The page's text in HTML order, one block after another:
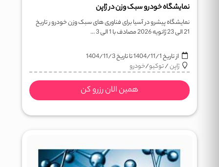
نمایشگاه خودرو سبک وزن در ژاپن
نمایشگاه پیشرو در آسیا برای فناوری های سبک وزن خودرو ر تاریخ
21 الی 23 ژانویه 2026 مصادف با 1 الی 3 ...
از تاریخ1404/11/1تا تاریخ1404/11/3
ژاپن/توکیو/خودرو
همین الان رزرو کن